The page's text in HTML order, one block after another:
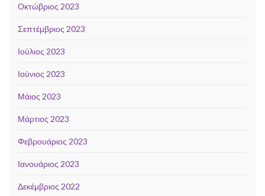
Οκτώβριος 2023
Σεπτέμβριος 2023
Ιούλιος 2023
Ιούνιος 2023
Μάιος 2023
Μάρτιος 2023
Φεβρουάριος 2023
Ιανουάριος 2023
Δεκέμβριος 2022